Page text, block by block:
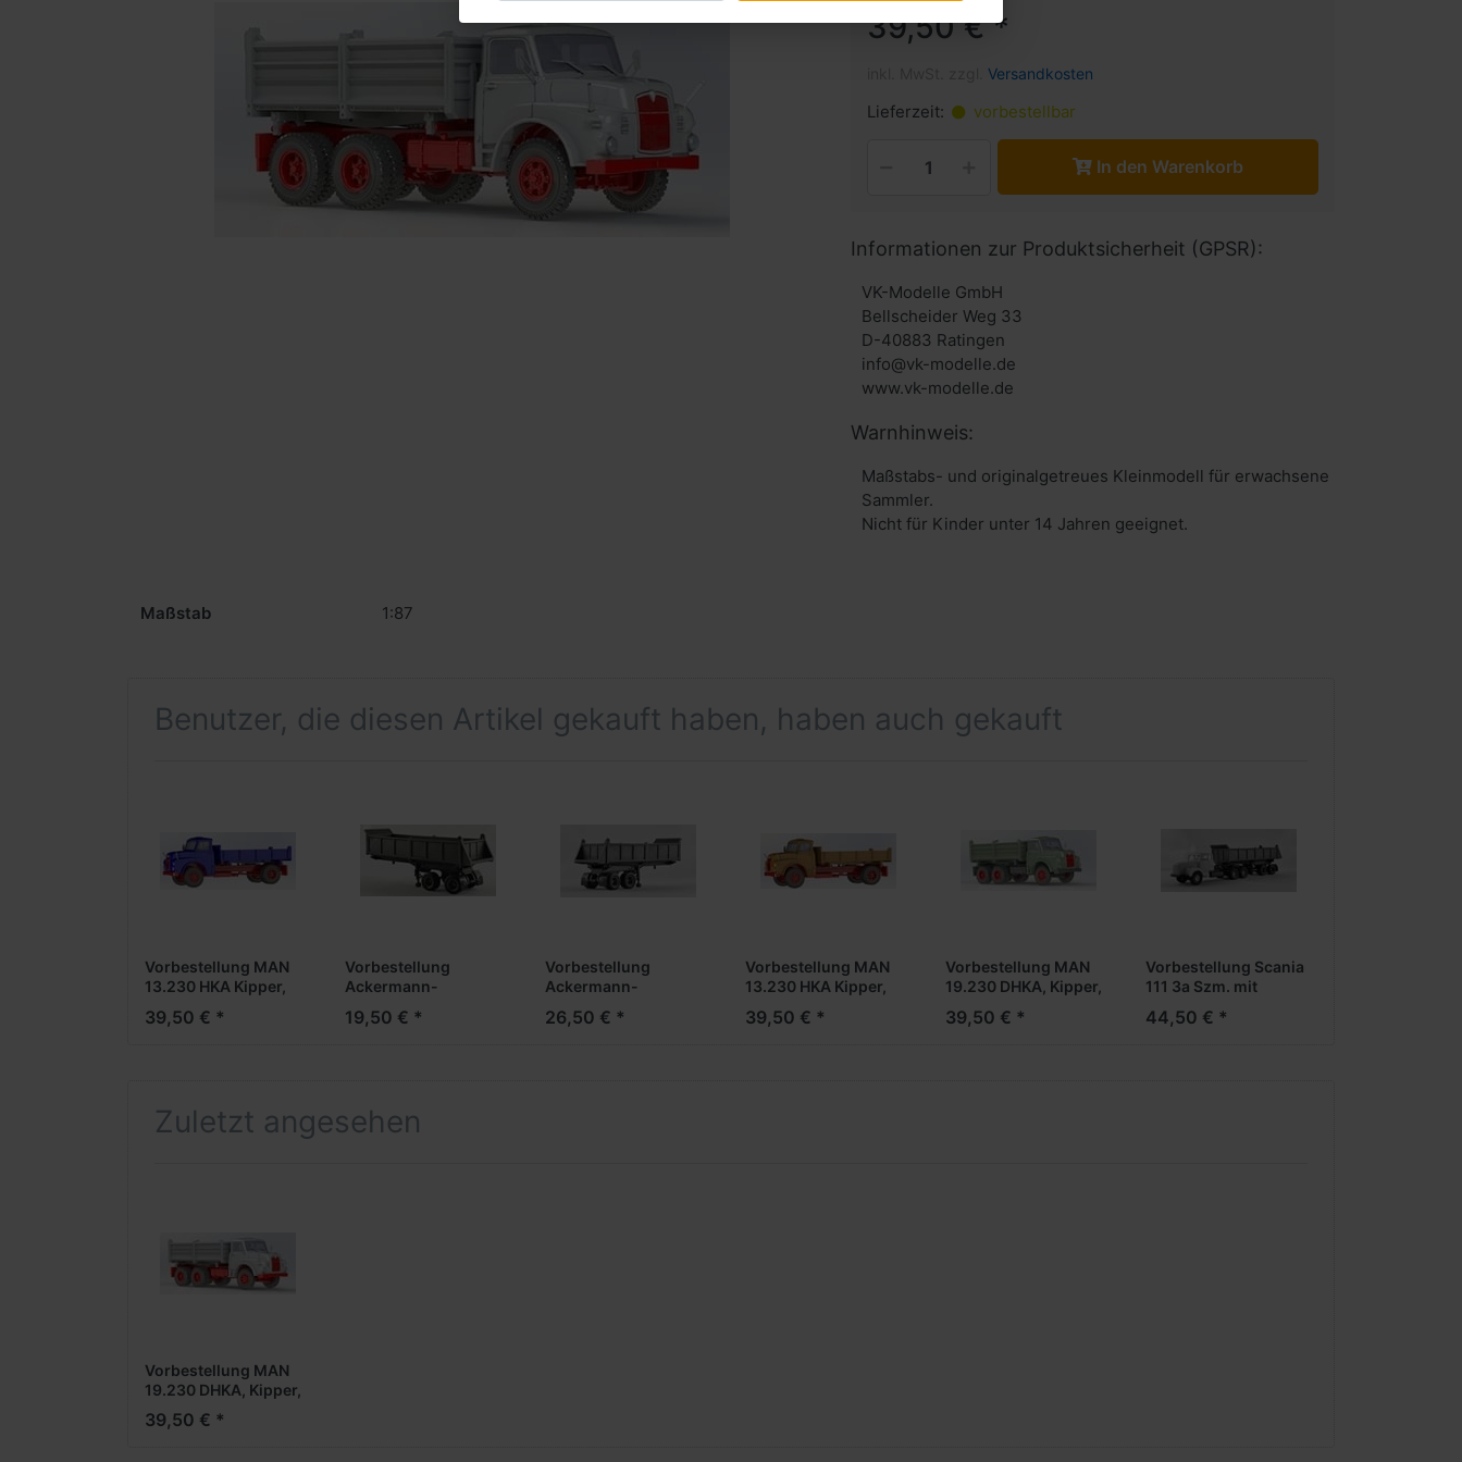
39,50 € *
Versandkosten
Lieferzeit: vorbestellbar
In den Warenkorb
Informationen zur Produktsicherheit (GPSR):
VK-Modelle GmbH
Bellscheider Weg 33
D-40883 Ratingen
info@vk-modelle.de
www.vk-modelle.de
Warnhinweis:
Maßstabs- und originalgetreues Kleinmodell für erwachsene
Sammler.
Nicht für Kinder unter 14 Jahren geeignet.
Maßstab 1:87
Benutzer, die diesen Artikel gekauft haben, haben auch gekauft
Vorbestellung MAN
13.230 HKA Kipper,
***Neuheiten
39,50 € *
Vorbestellung
Ackermann-
Bausatz-
19,50 € *
Vorbestellung
Ackermann-
Fertigmodell-
26,50 € *
Vorbestellung MAN
13.230 HKA Kipper,
***Neuheiten
39,50 € *
Vorbestellung MAN
19.230 DHKA, Kipper,
***Neuheiten
39,50 € *
Vorbestellung Scania
111 3a Szm. mit
***Neuheiten
44,50 € *
Zuletzt angesehen
Vorbestellung MAN
19.230 DHKA, Kipper,
3achsig -grau-
***Neuheiten
39,50 € *